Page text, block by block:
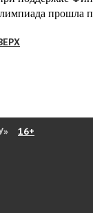
прошла
16+